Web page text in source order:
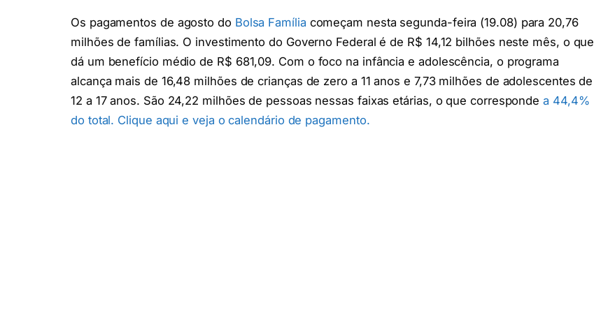
Os pagamentos de agosto do Bolsa Família começam nesta segunda-feira (19.08) para 20,76
milhões de famílias. O investimento do Governo Federal é de R$ 14,12 bilhões neste mês, o que
dá um benefício médio de R$ 681,09. Com o foco na infância e adolescência, o programa
alcança mais de 16,48 milhões de crianças de zero a 11 anos e 7,73 milhões de adolescentes de
12 a 17 anos. São 24,22 milhões de pessoas nessas faixas etárias, o que correspondea 44,4%
do total. Clique aqui e veja o calendário de pagamento.